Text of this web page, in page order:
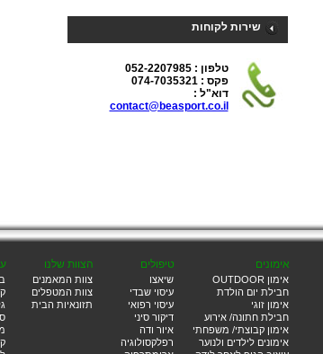
וכיפיות
לחופש הגדול.
לפרטים התקשרו או שלחו מייל ונחזור אליכם.
לקראת המרתון הקרב ובא... הכנו לכם מאמר
הנותן טיפים לקראת המרוץ.
לקראת הקיץ...אימונים קבוצתיים בפארק.
ואנאירובית בשיטת האימון המחזורי.
האימון מיועד לאנשים שאוהבים להתאמן
בצוותא ועדיין רוצים לקבל יחס אישי ולראות
תוצאות מדהימות.
להרשמה שלחו מייל ונחזור אליכם עם פרטים
נוספים.
שירות לקוחות
טלפון : 052-2207985
פקס : 074-7035321
דוא"ל :
contact@beasport.co.il
הצוות שלנו טיפולים אימונים
צוות המאמנים
צוות המטפלים
תזונאיות הבית
שיאצו
עיסוי שבדי
עיסוי רפואי
דיקור סיני
איור ודה
רפלקסולוגיה
אימון OUTDOOR
חבילת יום הולדת
אימון זוגי
חבילת חתונה/ אירוע
אימון קבוצתי/ משפחתי
אימונים לילדים ולנוער